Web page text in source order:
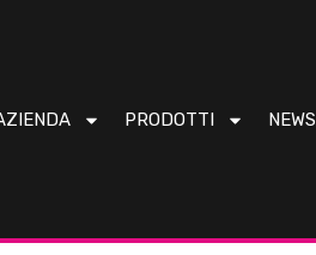
PRODOTTI NEWS